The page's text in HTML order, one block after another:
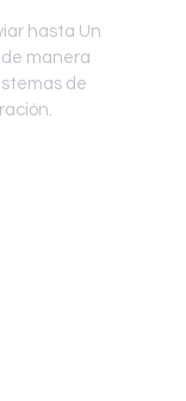
hasta Un
manera
de